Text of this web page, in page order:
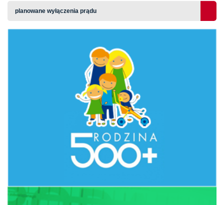
planowane wyłączenia prądu